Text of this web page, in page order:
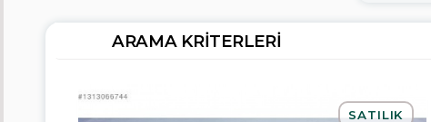
ARAMA KRITERLERI
SATILIK